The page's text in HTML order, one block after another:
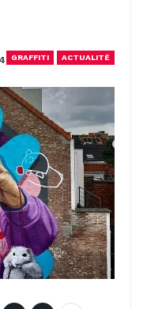
GRAFFITI ACTUALITÉ